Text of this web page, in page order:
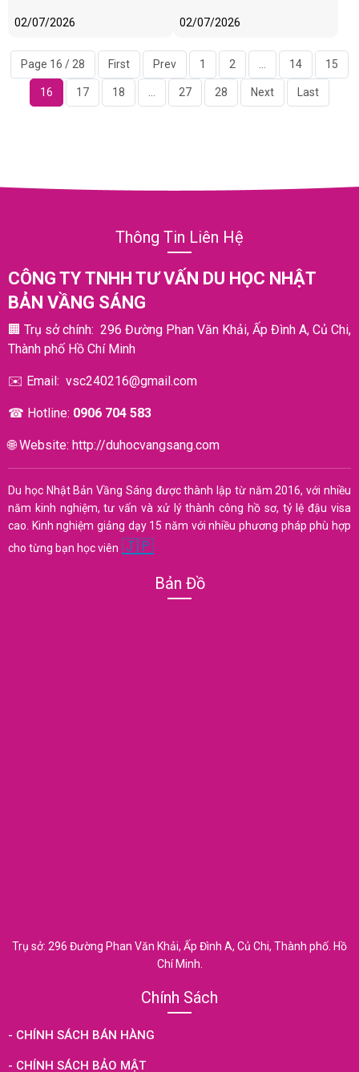
MẶT TRỜI MỌC
02/07/2026 02/07/2026
Page 16 / 28 First Prev 1 2 14 15
16 17 18 27 28 Next Last
Thông Tin Liên Hệ
CÔNG TY TNHH TƯ VẤN DU HỌC NHẬT
BẢN VẦNG SÁNG
🏢 Trụ sở chính: 296 Đường Phan Văn Khải, Ấp Đình A, Củ Chi,
Thành phố Hồ Chí Minh
✉️ Email: vsc240216@gmail.com
☎︎ Hotline: 0906 704 583
🌐Website: http://duhocvangsang.com
Du học Nhật Bản Vầng Sáng được thành lập từ năm 2016, với nhiều
năm kinh nghiệm, tư vấn và xử lý thành công hồ sơ, tỷ lệ đậu visa
cao. Kinh nghiệm giảng dạy 15 năm với nhiều phương pháp phù hợp
cho từng bạn học viên 🇯🇵
Chính Sách
- CHÍNH SÁCH BÁN HÀNG
- CHÍNH SÁCH BẢO MẬT
Bản Đồ
Trụ sở: 296 Đường Phan Văn Khải, Ấp Đình A, Củ Chi, Thành phố. Hồ
Chí Minh.